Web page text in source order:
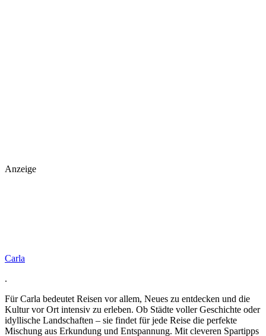
Anzeige
Carla
.
Für Carla bedeutet Reisen vor allem, Neues zu entdecken und die
Kultur vor Ort intensiv zu erleben. Ob Städte voller Geschichte oder
idyllische Landschaften – sie findet für jede Reise die perfekte
Mischung aus Erkundung und Entspannung. Mit cleveren Spartipps